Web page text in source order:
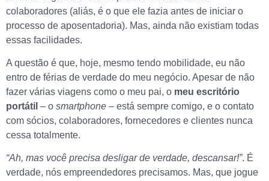
colaboradores (aliás, é o que ele fazia antes de iniciar o
processo de aposentadoria). Mas, ainda não existiam todas
essas facilidades.
A questão é que, hoje, mesmo tendo mobilidade, eu não
entro de férias de verdade do meu negócio. Apesar de não
fazer várias viagens como o meu pai, o meu escritório
portátil – o smartphone – está sempre comigo, e o contato
com sócios, colaboradores, fornecedores e clientes nunca
cessa totalmente.
“Ah, mas você precisa desligar de verdade, descansar!”. É
verdade, nós empreendedores precisamos. Mas, que jogue